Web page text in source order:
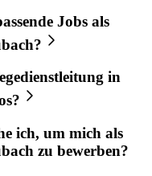
Jobs als
?
in
ich, um mich als
zu bewerben?